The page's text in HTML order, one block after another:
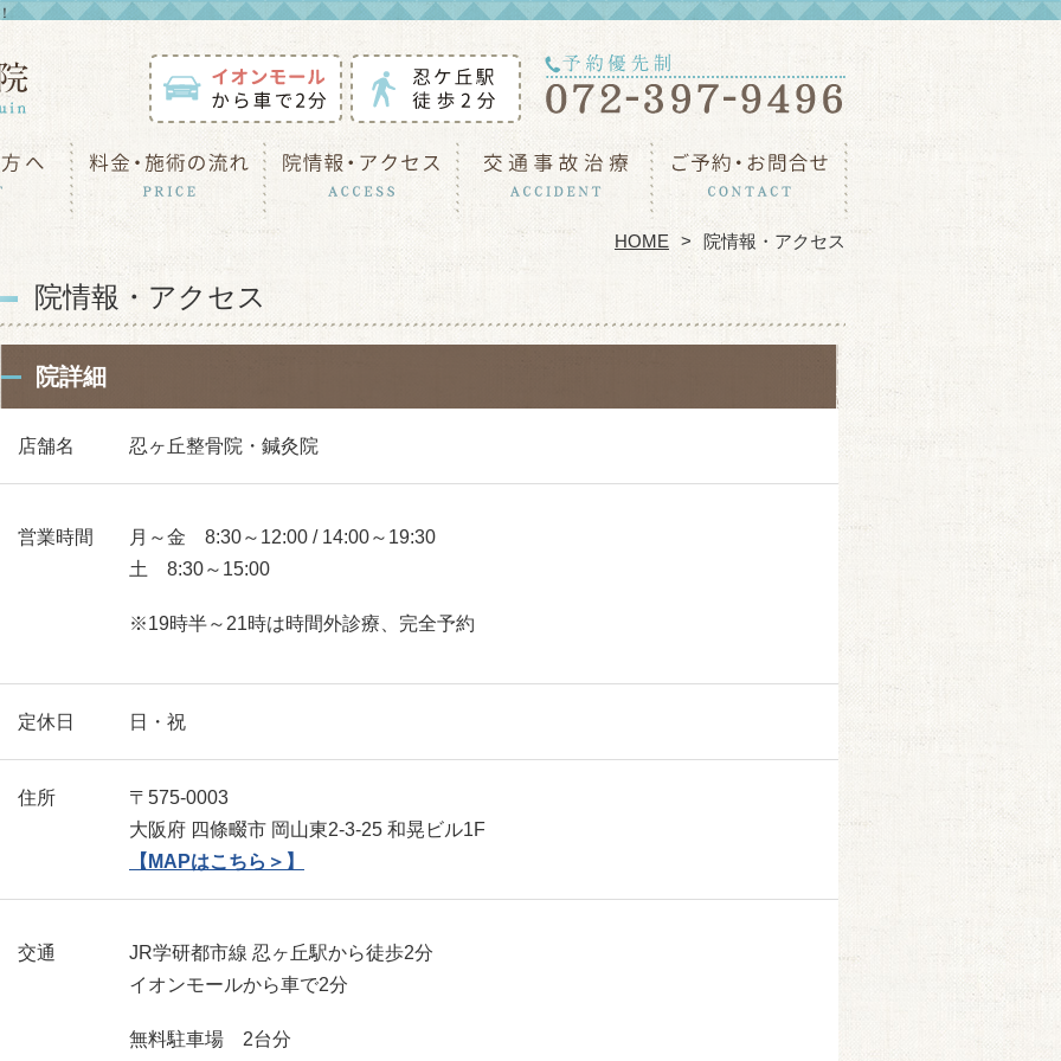
HOME 院情報・アクセス
院情報・アクセス
院詳細
店舗名 忍ヶ丘整骨院・鍼灸院
営業時間
月～金 8:30～12:00 / 14:00～19:30
土 8:30～15:00
※19時半～21時は時間外診療、完全予約
定休日 日・祝
住所
〒575-0003
大阪府 四條畷市 岡山東2-3-25 和晃ビル1F
【MAPはこちら＞】
交通
JR学研都市線 忍ヶ丘駅から徒歩2分
イオンモールから車で2分
無料駐車場 2台分